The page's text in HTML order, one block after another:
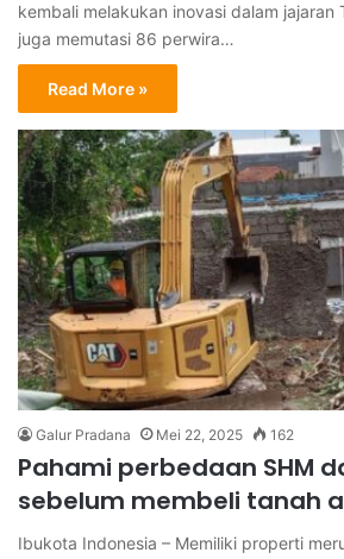
kembali melakukan inovasi dalam jajaran
juga memutasi 86 perwira…
Read More »
Galur Pradana Mei 22, 2025 162
Pahami perbedaan SHM
sebelum membeli tanah
Ibukota Indonesia – Memiliki properti